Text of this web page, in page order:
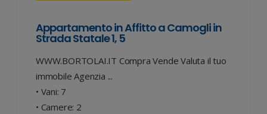
Appartamento in Affitto a Camogli in
Strada Statale 1, 5
WWW.BORTOLAI.IT Compra Vende Valuta il tuo
immobile Agenzia ...
• Vani: 7
• Camere: 2